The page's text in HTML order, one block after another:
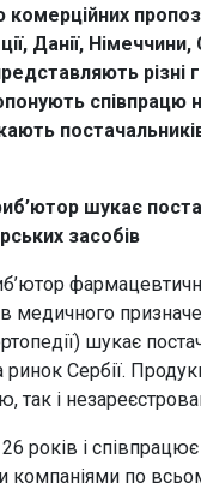
Данії, Німеччини,
різні
співпрацю
шукає
засобів
медичного
шукає
Сербії.
так і
років і
по